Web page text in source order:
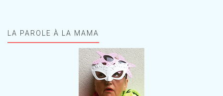
LA PAROLE À LA MAMA